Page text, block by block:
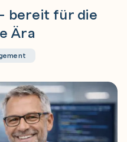
bereit für die
Ära